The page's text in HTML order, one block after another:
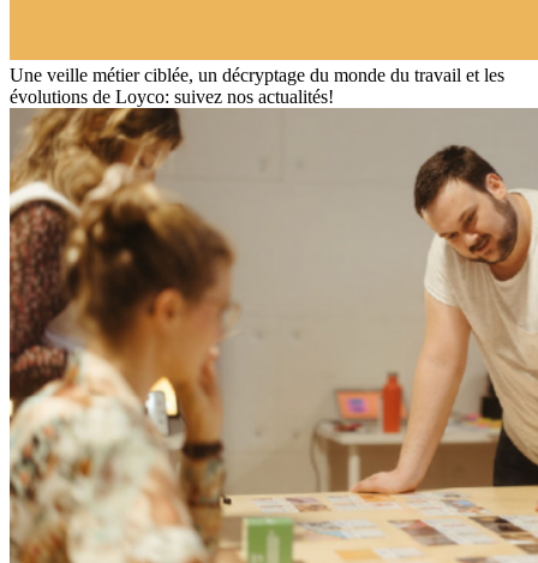
Une veille métier ciblée, un décryptage du monde du travail et les
évolutions de Loyco: suivez nos actualités!